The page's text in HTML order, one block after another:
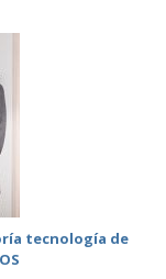
tecnología de